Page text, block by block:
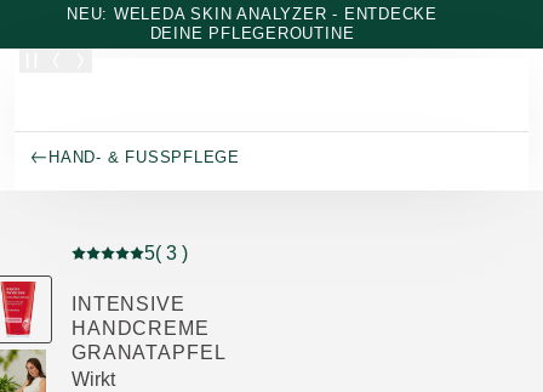
Zum Hauptinhalt wechseln
NEU: WELEDA SKIN ANALYZER - ENTDECKE
DEINE PFLEGEROUTINE
HAND- & FUSSPFLEGE
Aktuelle Bewertung: 5 von 5 Sternen bewertet von 3
5( 3 )
INTENSIVE
HANDCREME
GRANATAPFEL
Wirkt